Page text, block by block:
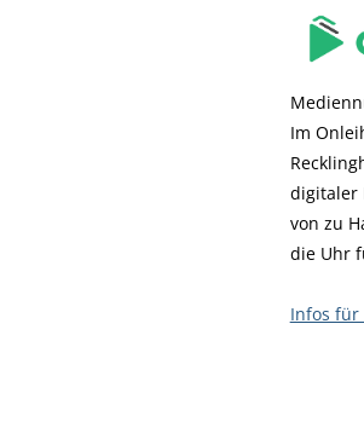
Im
digitaler
von zu
die Uhr
Infos für